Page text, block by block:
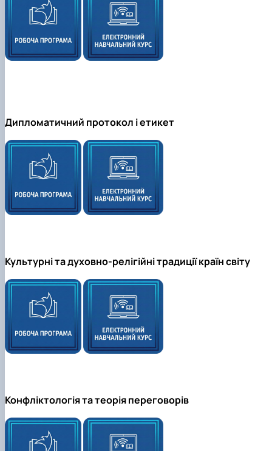
Дипломатичний протокол і етикет
Культурні та духовно-релігійні традиції країн світу
Конфліктологія та теорія переговорів